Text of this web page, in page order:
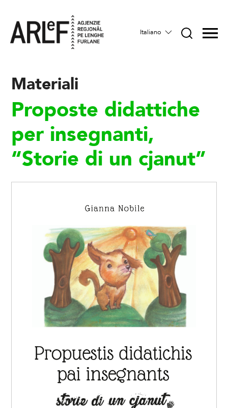
Italiano
Materiali
Proposte didattiche
per insegnanti,
“Storie di un cjanut”